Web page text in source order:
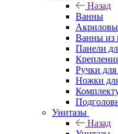
Назад
Ванны
Ванны из
Панели
Ручки для
Ножки
Унитазы
Назад